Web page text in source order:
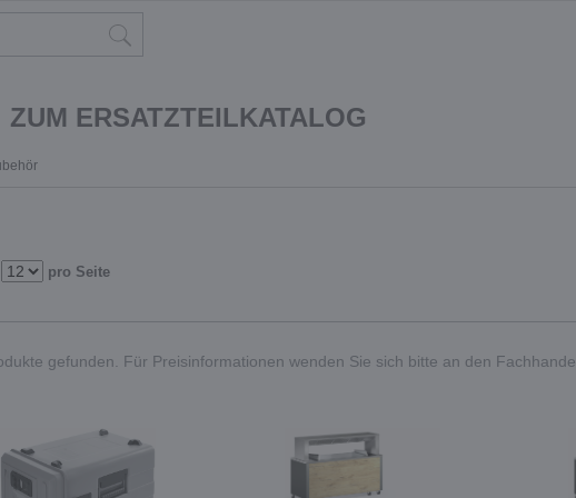
ZUM ERSATZTEILKATALOG
pro Seite
gefunden. Für Preisinformationen wenden Sie sich bitte an den